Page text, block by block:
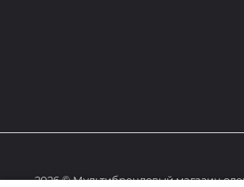
2026 © Мультибрендовый магазин